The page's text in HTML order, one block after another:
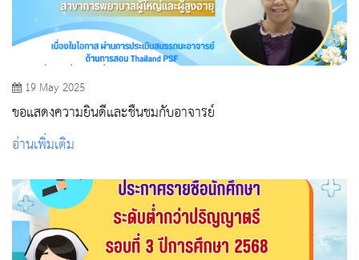
19 May 2025
ขอแสดงความยินดีและชื่นชมกับอาจารย์
อ่านเพิ่มเติม